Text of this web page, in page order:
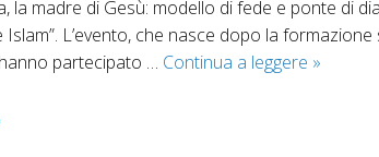
la madre di Gesù: modello di fede e ponte di
Islam”. L’evento, che nasce dopo la
partecipato … Continua a leggere Maria,
»